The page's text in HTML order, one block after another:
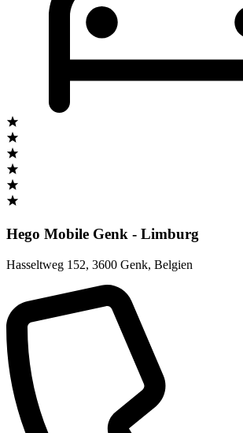
Hego Mobile Genk - Limburg
Hasseltweg 152, 3600 Genk, Belgien